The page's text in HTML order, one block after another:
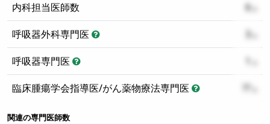
内科担当医師数 6
呼吸器外科専門医 3
呼吸器専門医
臨床腫瘍学会指導医/がん薬物療法専門医 ??
関連の専門医師数